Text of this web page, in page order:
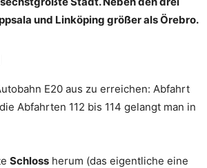
und Linköping größer als Örebro.
E20 aus zu erreichen: Abfahrt
Abfahrten 112 bis 114 gelangt man in
Schloss herum (das eigentliche eine